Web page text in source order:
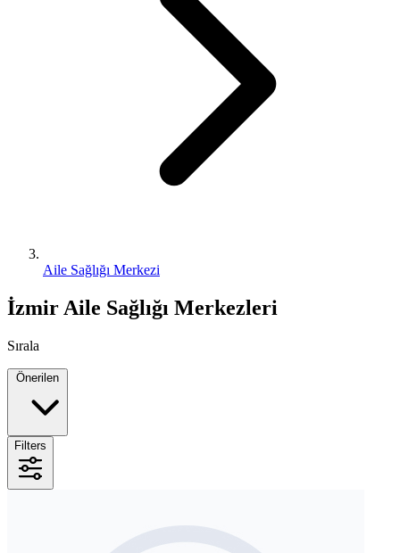
Aile Sağlığı Merkezi
İzmir Aile Sağlığı Merkezleri
Sırala
Filters